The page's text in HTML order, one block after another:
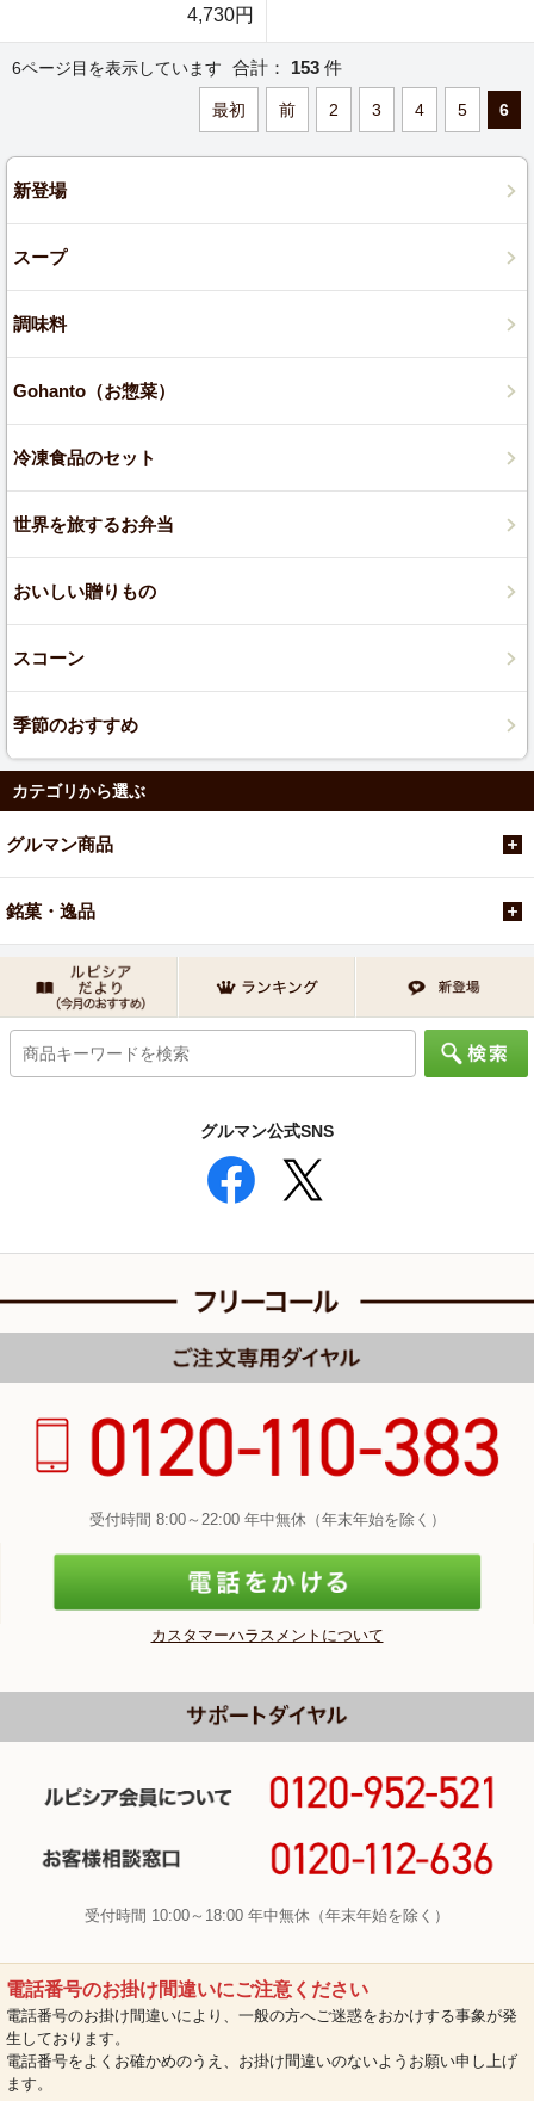
4,730円
6ページ目を表示しています 合計： 153 件
最初 前 2 3 4 5 6
新登場
スープ
調味料
Gohanto（お惣菜）
冷凍食品のセット
世界を旅するお弁当
おいしい贈りもの
スコーン
季節のおすすめ
カテゴリから選ぶ
グルマン商品
銘菓・逸品
グルマン公式SNS
受付時間 8:00～22:00 年中無休（年末年始を除く）
カスタマーハラスメントについて
受付時間 10:00～18:00 年中無休（年末年始を除く）
電話番号のお掛け間違いにご注意ください
電話番号のお掛け間違いにより、一般の方へご迷惑をおかけする事象が発
生しております。
電話番号をよくお確かめのうえ、お掛け間違いのないようお願い申し上げ
ます。